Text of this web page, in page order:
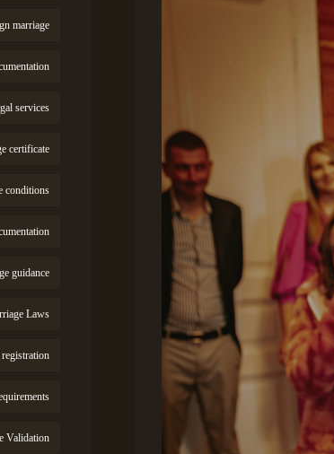
marriage
services
certificate
conditions
guidance
Laws
Validation